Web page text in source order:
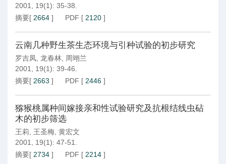
2001, 19(1): 35-38.
摘要[ 2664 ] PDF [ 2120 ]
云南几种野生茶生态环境与引种试验的初步研究
罗吉凤 龙春林
周翊兰
2001, 19(1): 39-46.
摘要[ 2663 ] PDF [ 2446 ]
猕猴桃属种间嫁接亲和性试验研究及抗根结线虫砧
木的初步筛选
王莉 王圣梅 黄宏文
2001, 19(1): 47-51.
摘要[ 2734 ] PDF [ 2214 ]